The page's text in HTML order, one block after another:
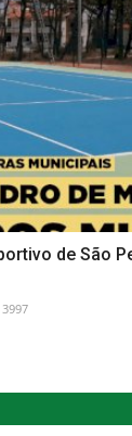
de São
3997